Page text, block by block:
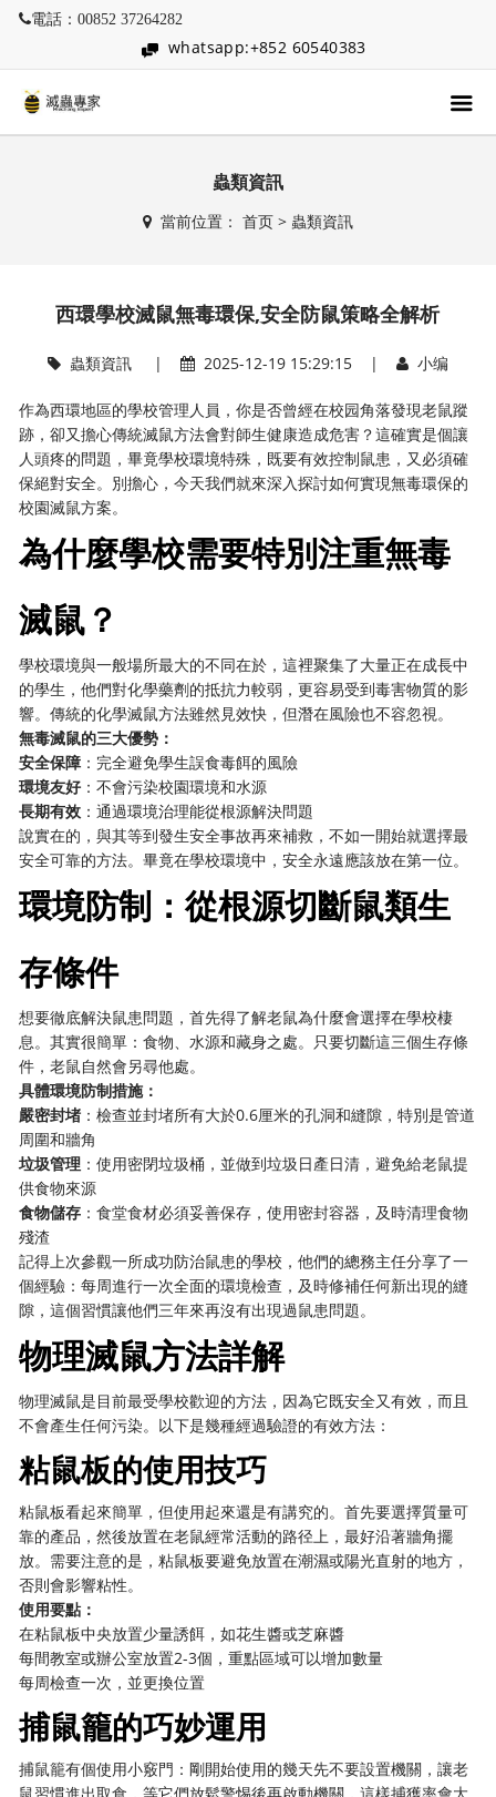
電話：00852 37264282
whatsapp:+852 60540383
蟲類資訊
當前位置： 首页> 蟲類資訊
西環學校滅鼠無毒環保,安全防鼠策略全解析
蟲類資訊| 2025-12-19 15:29:15 | 小编
作為西環地區的學校管理人員，你是否曾經在校园角落發現老鼠蹤
跡，卻又擔心傳統滅鼠方法會對師生健康造成危害？這確實是個讓
人頭疼的問題，畢竟學校環境特殊，既要有效控制鼠患，又必須確
保絕對安全。別擔心，今天我們就來深入探討如何實現無毒環保的
校園滅鼠方案。
為什麼學校需要特別注重無毒
滅鼠？
學校環境與一般場所最大的不同在於，這裡聚集了大量正在成長中
的學生，他們對化學藥劑的抵抗力較弱，更容易受到毒害物質的影
響。傳統的化學滅鼠方法雖然見效快，但潛在風險也不容忽視。
無毒滅鼠的三大優勢：
安全保障 ：完全避免學生誤食毒餌的風險
環境友好 ：不會污染校園環境和水源
長期有效 ：通過環境治理能從根源解決問題
說實在的，與其等到發生安全事故再來補救，不如一開始就選擇最
安全可靠的方法。畢竟在學校環境中，安全永遠應該放在第一位。
環境防制：從根源切斷鼠類生
存條件
想要徹底解決鼠患問題，首先得了解老鼠為什麼會選擇在學校棲
息。其實很簡單：食物、水源和藏身之處。只要切斷這三個生存條
件，老鼠自然會另尋他處。
具體環境防制措施：
嚴密封堵 ：檢查並封堵所有大於0.6厘米的孔洞和縫隙，特別是管道
周圍和牆角
垃圾管理 ：使用密閉垃圾桶，並做到垃圾日產日清，避免給老鼠提
供食物來源
食物儲存 ：食堂食材必須妥善保存，使用密封容器，及時清理食物
殘渣
記得上次參觀一所成功防治鼠患的學校，他們的總務主任分享了一
個經驗：每周進行一次全面的環境檢查，及時修補任何新出現的縫
隙，這個習慣讓他們三年來再沒有出現過鼠患問題。
物理滅鼠方法詳解
物理滅鼠是目前最受學校歡迎的方法，因為它既安全又有效，而且
不會產生任何污染。以下是幾種經過驗證的有效方法：
粘鼠板的使用技巧
粘鼠板看起來簡單，但使用起來還是有講究的。首先要選擇質量可
靠的產品，然後放置在老鼠經常活動的路径上，最好沿著牆角擺
放。需要注意的是，粘鼠板要避免放置在潮濕或陽光直射的地方，
否則會影響粘性。
使用要點：
在粘鼠板中央放置少量誘餌，如花生醬或芝麻醬
每間教室或辦公室放置2-3個，重點區域可以增加數量
每周檢查一次，並更換位置
捕鼠籠的巧妙運用
捕鼠籠有個使用小竅門：剛開始使用的幾天先不要設置機關，讓老